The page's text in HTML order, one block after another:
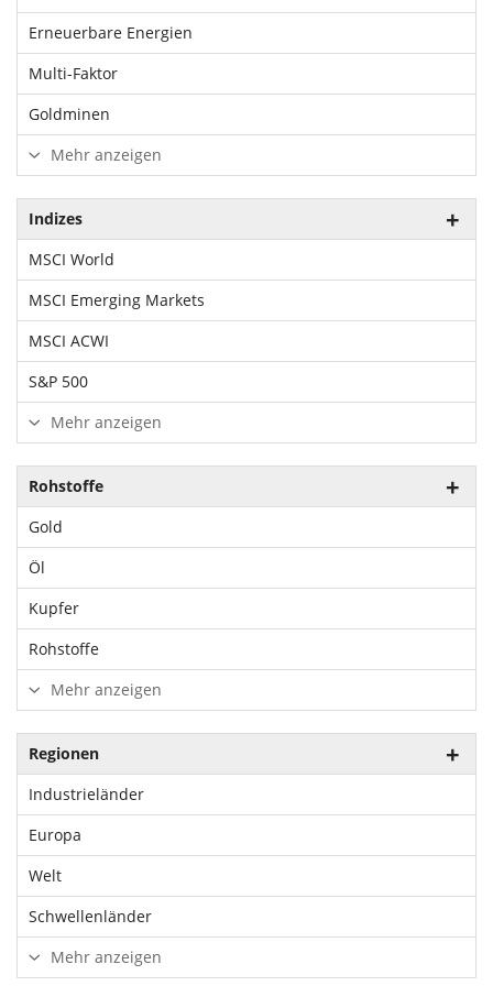
Erneuerbare Energien
Multi-Faktor
Goldminen
Mehr anzeigen
Indizes
MSCI World
MSCI Emerging Markets
MSCI ACWI
S&P 500
Mehr anzeigen
Rohstoffe
Gold
Öl
Kupfer
Rohstoffe
Mehr anzeigen
Regionen
Industrieländer
Europa
Welt
Schwellenländer
Mehr anzeigen